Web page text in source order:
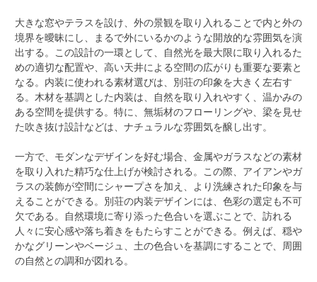
大きな窓やテラスを設け、外の景観を取り入れることで内と外の
境界を曖昧にし、まるで外にいるかのような開放的な雰囲気を演
出する。この設計の一環として、自然光を最大限に取り入れるた
めの適切な配置や、高い天井による空間の広がりも重要な要素と
なる。内装に使われる素材選びは、別荘の印象を大きく左右す
る。木材を基調とした内装は、自然を取り入れやすく、温かみの
ある空間を提供する。特に、無垢材のフローリングや、梁を見せ
た吹き抜け設計などは、ナチュラルな雰囲気を醸し出す。
一方で、モダンなデザインを好む場合、金属やガラスなどの素材
を取り入れた精巧な仕上げが検討される。この際、アイアンやガ
ラスの装飾が空間にシャープさを加え、より洗練された印象を与
えることができる。別荘の内装デザインには、色彩の選定も不可
欠である。自然環境に寄り添った色合いを選ぶことで、訪れる
人々に安心感や落ち着きをもたらすことができる。例えば、穏や
かなグリーンやベージュ、土の色合いを基調にすることで、周囲
の自然との調和が図れる。